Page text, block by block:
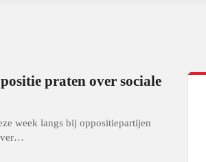
praten over sociale
week langs bij oppositiepartijen